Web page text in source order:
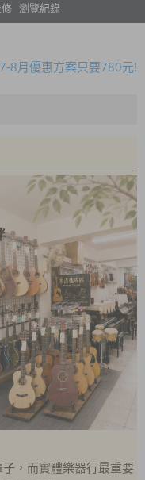
瀏覽紀錄
全新二胡 本月優惠一律8折!
養服務~ 歡迎來電預約!
8月優惠方案只要780元!
全新二胡 本月優惠一律8折!
款吉他免費送攜帶式吉他架!
養服務~ 歡迎來電預約!
，而實體樂器行最重要